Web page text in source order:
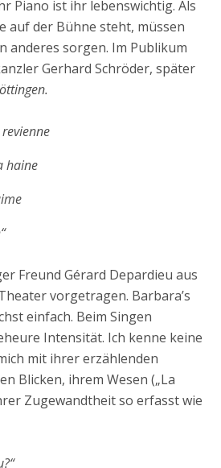
Piano ist ihr lebenswichtig. Als
auf der Bühne steht, müssen
anderes sorgen. Im Publikum
Gerhard Schröder, später
haine
Freund Gérard Depardieu aus
vorgetragen. Barbara’s
einfach. Beim Singen
Intensität. Ich kenne keine
mit ihrer erzählenden
Blicken, ihrem Wesen („La
Zugewandtheit so erfasst wie